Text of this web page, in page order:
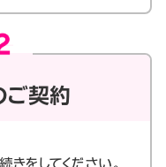
ご契約
きをしてください。